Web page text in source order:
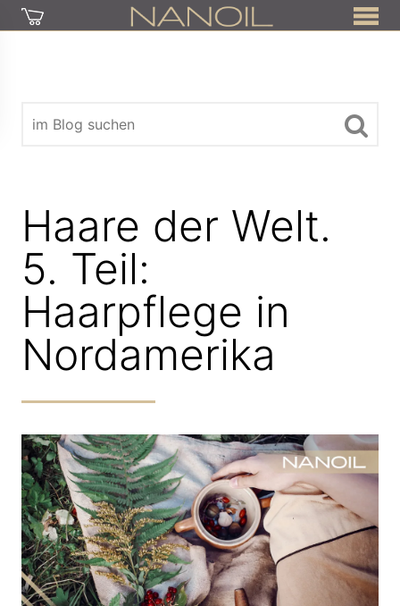
Haare der Welt.
5. Teil:
Haarpflege in
Nordamerika